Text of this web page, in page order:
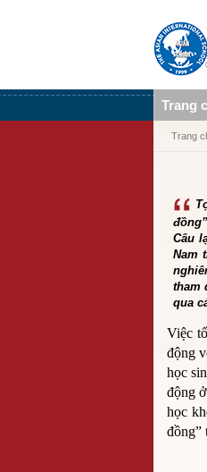
Trang
Trang
Câu
Nam
tham
qua
Việc
động
học
động
học
đồng”